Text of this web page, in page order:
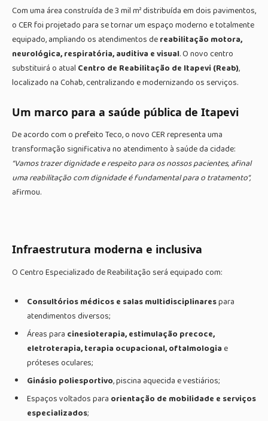
Com uma área construída de 3 mil m² distribuída em dois pavimentos,
o CER foi projetado para se tornar um espaço moderno e totalmente
equipado, ampliando os atendimentos dereabilitação motora,
neurológica, respiratória, auditiva e visual. O novo centro
substituirá o atual Centro de Reabilitação de Itapevi (Reab),
localizado na Cohab, centralizando e modernizando os serviços.
Um marco para a saúde pública de Itapevi
De acordo com o prefeito Teco, o novo CER representa uma
transformação significativa no atendimento à saúde da cidade:
“Vamos trazer dignidade e respeito para os nossos pacientes, afinal
uma reabilitação com dignidade é fundamental para o tratamento”,
afirmou.
Infraestrutura moderna e inclusiva
O Centro Especializado de Reabilitação será equipado com:
Consultórios médicos e salas multidisciplinarespara
atendimentos diversos;
Áreas para cinesioterapia, estimulação precoce,
eletroterapia, terapia ocupacional, oftalmologiae
próteses oculares;
Ginásio poliesportivo, piscina aquecida e vestiários;
Espaços voltados para orientação de mobilidade e serviços
especializados;